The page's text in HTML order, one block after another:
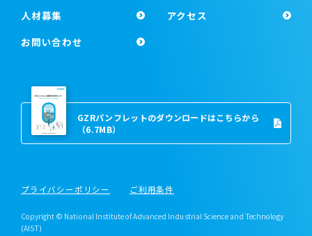
人材募集
アクセス
お問い合わせ
GZRパンフレットのダウンロードはこちらから
（6.7MB）
プライバシーポリシー ご利用条件
Copyright © National Institute of Advanced Industrial Science and Technology
(AIST)